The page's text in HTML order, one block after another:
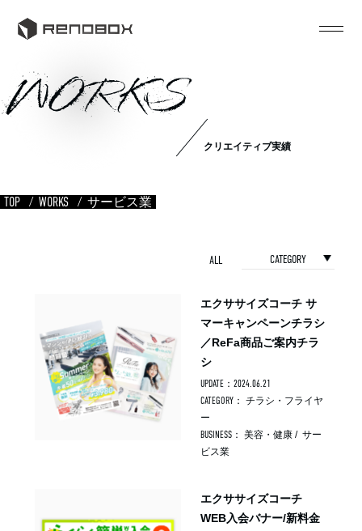
WORKS
クリエイティブ実績
TOP WORKS サービス業
ALL CATEGORY
エクササイズコーチ サ
マーキャンペーンチラシ
／ReFa商品ご案内チラ
シ
UPDATE：2024.06.21
CATEGORY： チラシ・フライヤ
ー
BUSINESS： 美容・健康 / サー
ビス業
エクササイズコーチ
WEB入会バナー/新料金